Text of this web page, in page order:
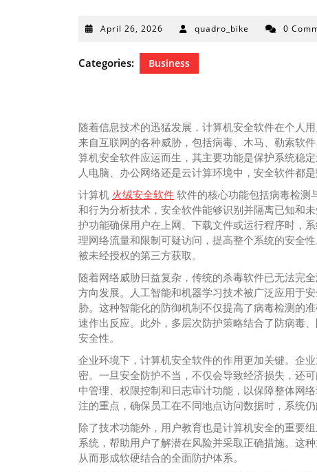
April 26, 2026 April
2026
quadro_bike 0
Categories: Business
随着信息技术的迅猛发展，计算机安全软件在个人
来自互联网的各种威胁，包括病毒、木马、勒索软
算机安全软件应运而生，其主要功能是保护系统稳
人电脑、办公网络还是云计算环境中，安全软件都
计算机 火绒安全软件 软件的核心功能包括病毒检测
和行为分析技术，安全软件能够识别并隔离已知和
护功能确保用户在上网、下载文件或运行程序时，
理网络流量和限制可疑访问，提高整个系统的安全
被未经授权的第三方获取。
随着网络威胁日益复杂，传统的杀毒软件已无法完
方向发展。人工智能和机器学习技术被广泛应用于
胁。这种智能化的防御机制不仅提高了病毒检测的
速作出反应。此外，多层次防护策略结合了防病毒
安全性。
企业环境下，计算机安全软件的作用更加关键。企
密。一旦安全防护不当，不仅会导致经济损失，还
中管理、权限控制和日志审计功能，以保障整体网
注的重点，确保员工在不同地点访问数据时，系统仍
除了技术功能外，用户教育也是计算机安全的重要
系统，帮助用户了解潜在风险并采取正确措施。这
从而形成软硬结合的全面防护体系。